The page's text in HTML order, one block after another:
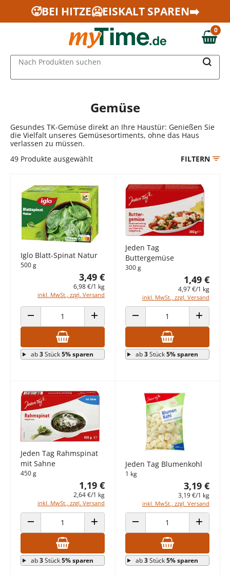
Zum Hauptinhalt springen
Zur Navigation springen
Zur Suche springen
🥵BEI HITZE🥶EISKALT SPAREN➡️
0,00 €
0
Nach Produkten suchen
Gemüse
Gesundes TK-Gemüse direkt an Ihre Haustür: Genießen Sie
die Vielfalt unseres Gemüsesortiments, ohne das Haus
verlassen zu müssen.
49 Produkte ausgewählt FILTERN
Iglo Blatt-Spinat Natur
500 g
3,49 €
6,98 €/1 kg
inkl. MwSt., zzgl. Versand
ANZAHL VERRINGERN ANZAHL ERHÖHEN
ab3Stück5% sparen
Jeden Tag
Buttergemüse
300 g
1,49 €
4,97 €/1 kg
inkl. MwSt., zzgl. Versand
ANZAHL VERRINGERN ANZAHL
ab3Stück5% sparen
Jeden Tag Rahmspinat
mit Sahne
450 g
1,19 €
2,64 €/1 kg
inkl. MwSt., zzgl. Versand
ANZAHL VERRINGERN ANZAHL ERHÖHEN
ab3Stück5% sparen
Jeden Tag Blumenkohl
1 kg
3,19 €
3,19 €/1 kg
inkl. MwSt., zzgl. Versand
ANZAHL VERRINGERN ANZAHL
ab3Stück5% sparen